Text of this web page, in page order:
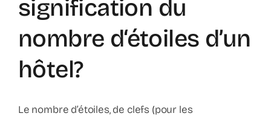
Nieuws
Contact
Faq
signification du
nombre d‘étoiles d’un
hôtel?
Le nombre d’étoiles, de clefs (pour les